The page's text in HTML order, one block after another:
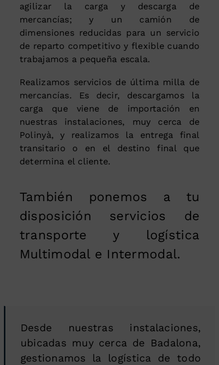
agilizar la carga y descarga de
mercancías; y un camión de
dimensiones reducidas para un servicio
de reparto competitivo y flexible cuando
trabajamos a pequeña escala.
Realizamos servicios de última milla de
mercancías. Es decir, descargamos la
carga que viene de importación en
nuestras instalaciones, muy cerca de
Polinyà, y realizamos la entrega final
transitario o en el destino final que
determina el cliente.
También ponemos a tu
disposición servicios de
transporte y logística
Multimodal e Intermodal.
Desde nuestras instalaciones,
ubicadas muy cerca de Badalona,
gestionamos la logística de todo